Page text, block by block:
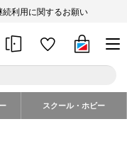
続利用に関するお願い
スクール・ホビー